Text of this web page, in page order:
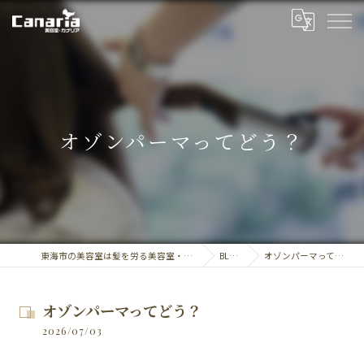
オゾンパーマってどう？
東海市の美容室は髪を労る美容室・カナリア BLOG オゾンパーマってどう？
オゾンパーマってどう？
2026/07/03